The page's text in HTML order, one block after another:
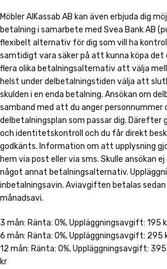
Möbler AlKassab AB kan även erbjuda dig
betalning i samarbete med Svea Bank AB
flexibelt alternativ för dig som vill ha
samtidigt vara säker på att kunna köpa det
flera olika betalningsalternativ att välja
helst under delbetalningstiden välja att
skulden i en enda betalning. Ansökan om
samband med att du anger personnummer
delbetalningsplan som passar dig. Därefter
och identitetskontroll och du får direkt
godkänts. Information om att upplysning
hem via post eller via sms. Skulle ansökan
något annat betalningsalternativ.
inbetalningsavin. Aviavgiften betalas
månadsavi.
3 mån: Ränta: 0%, Uppläggningsavgift: 195
6 mån: Ränta: 0%, Uppläggningsavgift:
12 mån: Ränta: 0%, Uppläggningsavgift:
kr